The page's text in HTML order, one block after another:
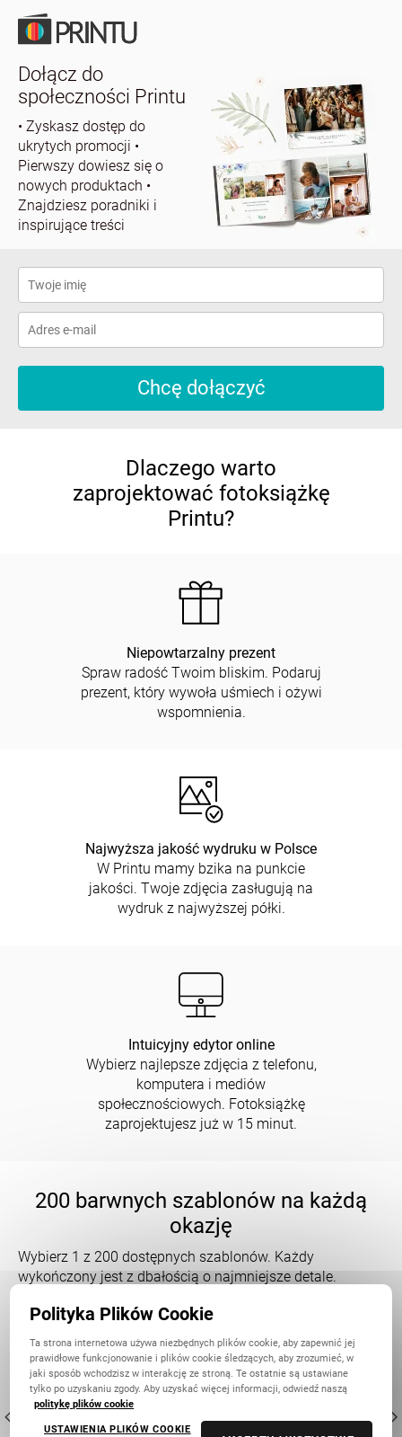
Dołącz do
społeczności Printu
• Zyskasz dostęp do
ukrytych promocji •
Pierwszy dowiesz się o
nowych produktach •
Znajdziesz poradniki i
inspirujące treści
Dlaczego warto
zaprojektować fotoksiążkę
Printu?
Niepowtarzalny prezent
Spraw radość Twoim bliskim. Podaruj
prezent, który wywoła uśmiech i ożywi
wspomnienia.
Najwyższa jakość wydruku w Polsce
W Printu mamy bzika na punkcie
jakości. Twoje zdjęcia zasługują na
wydruk z najwyższej półki.
Intuicyjny edytor online
Wybierz najlepsze zdjęcia z telefonu,
komputera i mediów
społecznościowych. Fotoksiążkę
zaprojektujesz już w 15 minut.
200 barwnych szablonów na każdą
okazję
Wybierz 1 z 200 dostępnych szablonów. Każdy
wykończony jest z dbałością o najmniejsze detale.
Polityka Plików Cookie
Ta strona internetowa używa niezbędnych plików cookie, aby zapewnić jej
prawidłowe funkcjonowanie i plików cookie śledzących, aby zrozumieć, w
jaki sposób wchodzisz w interakcję ze stroną. Te ostatnie są ustawiane
tylko po uzyskaniu zgody. Aby uzyskać więcej informacji, odwiedź naszą
politykę plików cookie
USTAWIENIA PLIKÓW COOKIE